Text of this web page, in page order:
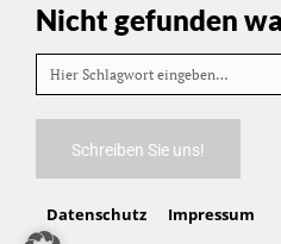
Nicht gefunden
Hier Schlagwort eingeben…
Schreiben Sie uns!
Datenschutz Impressum